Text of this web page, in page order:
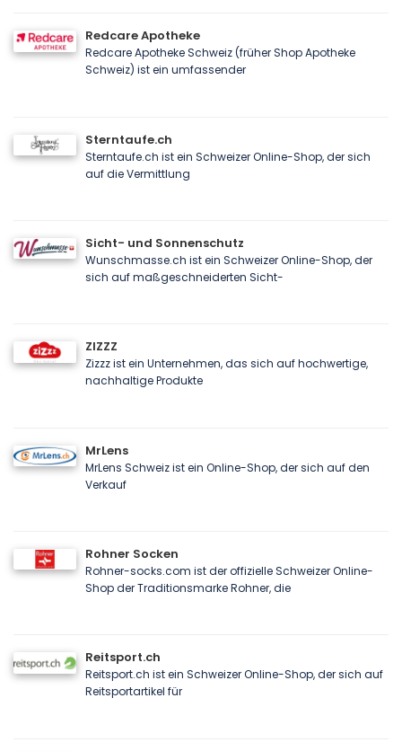
Redcare Apotheke
Redcare Apotheke Schweiz (früher Shop Apotheke
Schweiz) ist ein umfassender
Sterntaufe.ch
Sterntaufe.ch ist ein Schweizer Online-Shop, der sich
auf die Vermittlung
Sicht- und Sonnenschutz
Wunschmasse.ch ist ein Schweizer Online-Shop, der
sich auf maßgeschneiderten Sicht-
ZIZZZ
Zizzz ist ein Unternehmen, das sich auf hochwertige,
nachhaltige Produkte
MrLens
MrLens Schweiz ist ein Online-Shop, der sich auf den
Verkauf
Rohner Socken
Rohner-socks.com ist der offizielle Schweizer Online-
Shop der Traditionsmarke Rohner, die
Reitsport.ch
Reitsport.ch ist ein Schweizer Online-Shop, der sich auf
Reitsportartikel für